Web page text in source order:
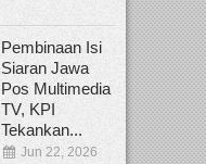
Pembinaan Isi
Siaran Jawa
Pos Multimedia
TV, KPI
Tekankan...
Jun 22, 2026